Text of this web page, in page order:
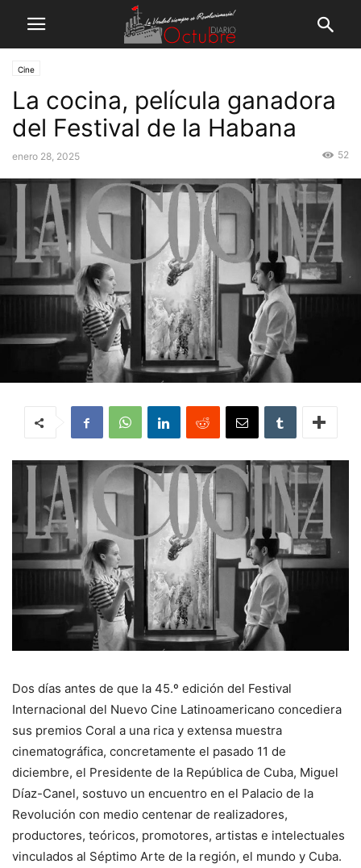
Cine
La cocina, película ganadora
del Festival de la Habana
enero 28, 2025 52
Dos días antes de que la 45.º edición del Festival
Internacional del Nuevo Cine Latinoamericano concediera
sus premios Coral a una rica y extensa muestra
cinematográfica, concretamente el pasado 11 de
diciembre, el Presidente de la República de Cuba, Miguel
Díaz-Canel, sostuvo un encuentro en el Palacio de la
Revolución con medio centenar de realizadores,
productores, teóricos, promotores, artistas e intelectuales
vinculados al Séptimo Arte de la región, el mundo y Cuba.